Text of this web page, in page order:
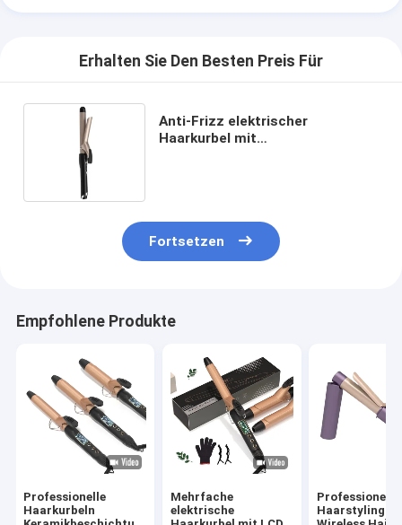
Erhalten Sie Den Besten Preis Für
Anti-Frizz elektrischer
Haarkurbel mit
Fortsetzen
Empfohlene Produkte
Professionelle
Haarkurbeln
Mehrfache
elektrische
Haarstyling-